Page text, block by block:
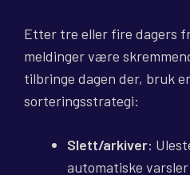
Etter tre eller fire dagers
meldinger være
tilbringe dagen der, bruk
sorteringsstrategi:
Slett/arkiver:
automatiske